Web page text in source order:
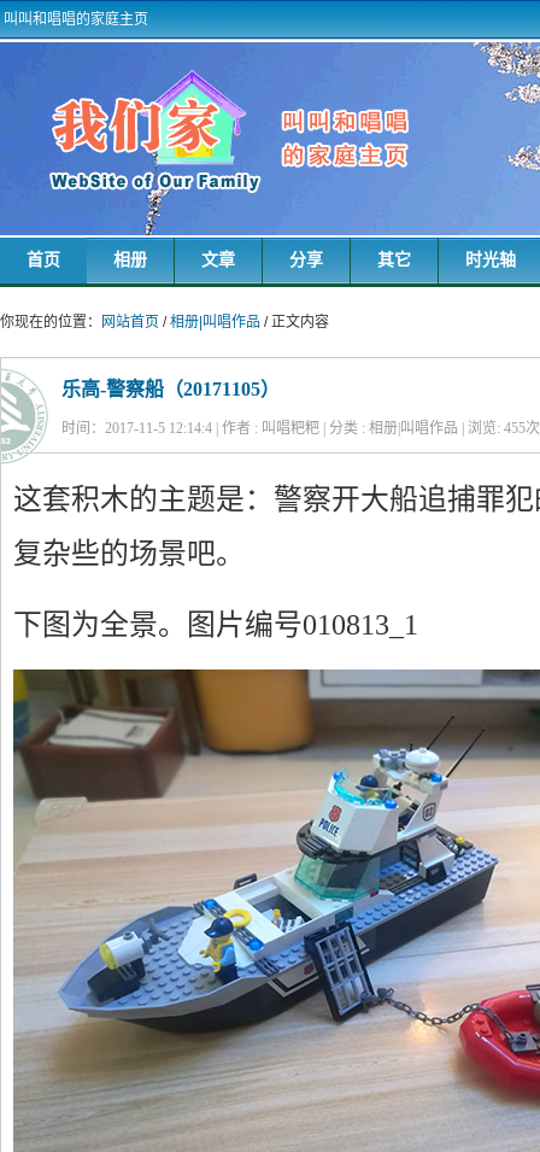
叫叫和唱唱的家庭主页
首页 相册 文章 分享 其它 时光轴
你现在的位置： 网站首页 /相册|叫唱作品 / 正文内容
乐高-警察船（20171105）
时间：2017-11-5 12:14:4 | 作者 : 叫唱粑粑 | 分类 : 相册|叫唱作品 | 浏览: 455
这套积木的主题是：警察开大船追捕罪
复杂些的场景吧。
下图为全景。 图片编号010813_1